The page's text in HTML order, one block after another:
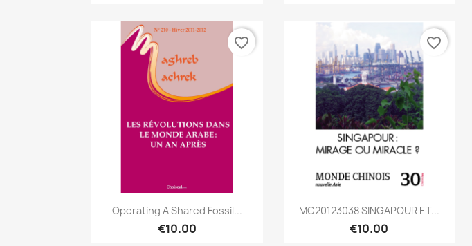
Quick view
Operating A Shared Fossil...
€10.00
favorite_border
Quick view
MC20123038 SINGAPOUR ET...
€10.00
favorite_border